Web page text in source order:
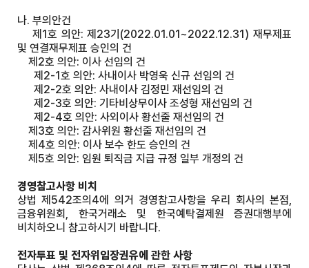
나. 부의안건
제1호 의안: 제23기(2022.01.01~2022.12.31) 재무제표
및 연결재무제표 승인의 건
제2호 의안: 이사 선임의 건
제2-1호 의안: 사내이사 박영욱 신규 선임의 건
제2-2호 의안: 사내이사 김정민 재선임의 건
제2-3호 의안: 기타비상무이사 조성형 재선임의 건
제2-4호 의안: 사외이사 황선줄 재선임의 건
제3호 의안: 감사위원 황선줄 재선임의 건
제4호 의안: 이사 보수 한도 승인의 건
제5호 의안: 임원 퇴직금 지급 규정 일부 개정의 건
경영참고사항 비치
상법 제542조의4에 의거 경영참고사항을 우리 회사의 본점,
금융위원회, 한국거래소 및 한국예탁결제원 증권대행부에
비치하오니 참고하시기 바랍니다.
전자투표 및 전자위임장권유에 관한 사항